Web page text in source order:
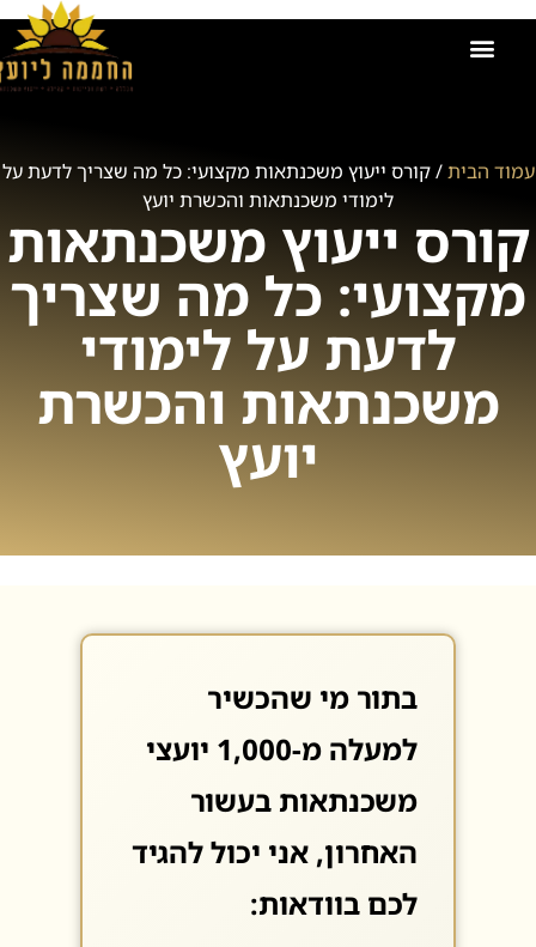
עמוד הבית/ קורס ייעוץ משכנתאות מקצועי: כל מה שצריך לדעת על
לימודי משכנתאות והכשרת יועץ
קורס ייעוץ משכנתאות
מקצועי: כל מה שצריך
לדעת על לימודי
משכנתאות והכשרת
יועץ
בתור מי שהכשיר
למעלה מ-1,000 יועצי
משכנתאות בעשור
האחרון, אני יכול להגיד
לכם בוודאות: